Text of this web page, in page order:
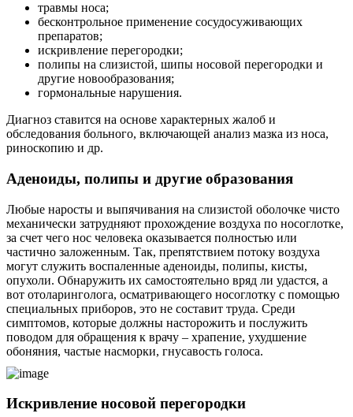
травмы носа;
бесконтрольное применение сосудосуживающих
препаратов;
искривление перегородки;
полипы на слизистой, шипы носовой перегородки и
другие новообразования;
гормональные нарушения.
Диагноз ставится на основе характерных жалоб и
обследования больного, включающей анализ мазка из носа,
риноскопию и др.
Аденоиды, полипы и другие образования
Любые наросты и выпячивания на слизистой оболочке чисто
механически затрудняют прохождение воздуха по носоглотке,
за счет чего нос человека оказывается полностью или
частично заложенным. Так, препятствием потоку воздуха
могут служить воспаленные аденоиды, полипы, кисты,
опухоли. Обнаружить их самостоятельно вряд ли удастся, а
вот отоларинголога, осматривающего носоглотку с помощью
специальных приборов, это не составит труда. Среди
симптомов, которые должны насторожить и послужить
поводом для обращения к врачу – храпение, ухудшение
обоняния, частые насморки, гнусавость голоса.
Искривление носовой перегородки